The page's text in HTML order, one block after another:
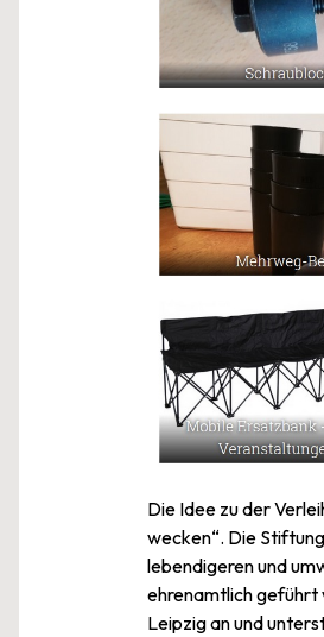
Die Idee zu der
wecken“. Die
lebendigeren und
ehrenamtlich geführt
Leipzig an und